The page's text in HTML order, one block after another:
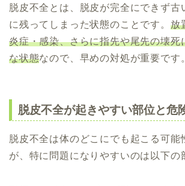
脱皮不全とは、脱皮が完全にできず古
に残ってしまった状態のことです。 放
炎症・感染、さらに指先や尾先の壊死
な状態なので、早めの対処が重要です。
脱皮不全が起きやすい部位と危
脱皮不全は体のどこにでも起こる可能
が、特に問題になりやすいのは以下の